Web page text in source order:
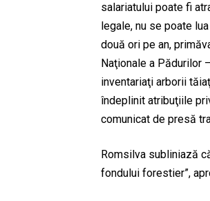
salariatului poate fi
legale, nu se poate
două ori pe an,
Naţionale a Pădurilor
inventariaţi arborii
îndeplinit atribuţiile
comunicat de presă
Romsilva subliniază
fondului forestier”,